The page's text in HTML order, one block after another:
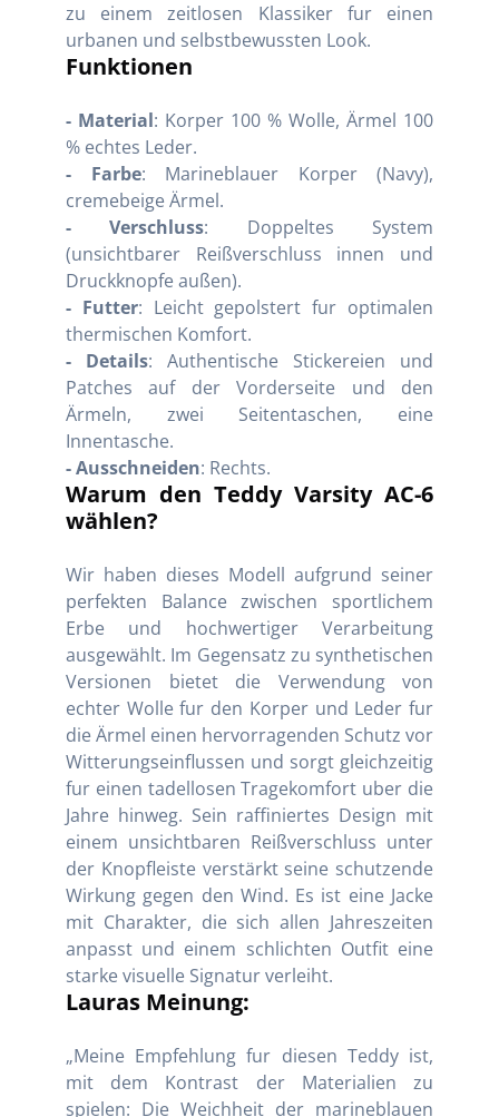
zu einem zeitlosen Klassiker fur einen
urbanen und selbstbewussten Look.
Funktionen
- Material: Korper 100 % Wolle, Ärmel 100
% echtes Leder.
- Farbe: Marineblauer Korper (Navy),
cremebeige Ärmel.
- Verschluss: Doppeltes System
(unsichtbarer Reißverschluss innen und
Druckknopfe außen).
- Futter: Leicht gepolstert fur optimalen
thermischen Komfort.
- Details: Authentische Stickereien und
Patches auf der Vorderseite und den
Ärmeln, zwei Seitentaschen, eine
Innentasche.
- Ausschneiden: Rechts.
Warum den Teddy Varsity AC-6
wählen?
Wir haben dieses Modell aufgrund seiner
perfekten Balance zwischen sportlichem
Erbe und hochwertiger Verarbeitung
ausgewählt. Im Gegensatz zu synthetischen
Versionen bietet die Verwendung von
echter Wolle fur den Korper und Leder fur
die Ärmel einen hervorragenden Schutz vor
Witterungseinflussen und sorgt gleichzeitig
fur einen tadellosen Tragekomfort uber die
Jahre hinweg. Sein raffiniertes Design mit
einem unsichtbaren Reißverschluss unter
der Knopfleiste verstärkt seine schutzende
Wirkung gegen den Wind. Es ist eine Jacke
mit Charakter, die sich allen Jahreszeiten
anpasst und einem schlichten Outfit eine
starke visuelle Signatur verleiht.
Lauras Meinung:
„Meine Empfehlung fur diesen Teddy ist,
mit dem Kontrast der Materialien zu
spielen: Die Weichheit der marineblauen